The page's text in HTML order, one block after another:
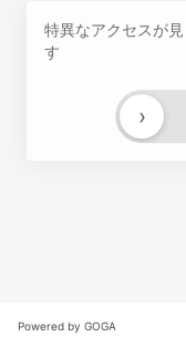
特異なアクセスが
す
›
Powered by GOGA